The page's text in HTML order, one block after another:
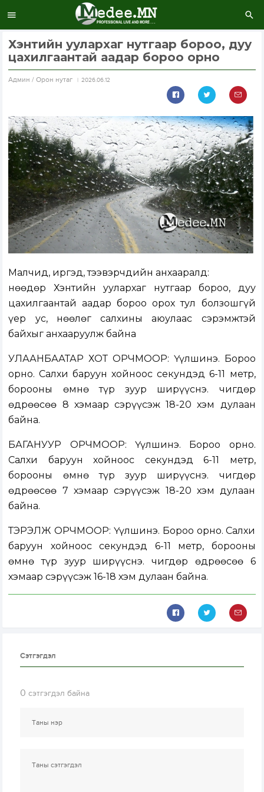
Хэнтийн уулархаг нутгаар бороо, дуу
цахилгаантай аадар бороо орно
Aдмин / Орон нутаг 2026.06.12
Малчид, иргэд, тээвэрчдийн анхааралд:
Өнөөдөр Хэнтийн уулархаг нутгаар бороо, дуу
цахилгаантай аадар бороо орох тул болзошгүй
үер ус, нөөлөг салхины аюулаас сэрэмжтэй
байхыг анхааруулж байна
УЛААНБААТАР ХОТ ОРЧМООР: Үүлшинэ. Бороо
орно. Салхи баруун хойноос секундэд 6-11 метр,
борооны өмнө түр зуур ширүүснэ. Өчигдөр
өдрөөсөө 8 хэмаар сэрүүсэж 18-20 хэм дулаан
байна.
БАГАНУУР ОРЧМООР: Үүлшинэ. Бороо орно.
Салхи баруун хойноос секундэд 6-11 метр,
борооны өмнө түр зуур ширүүснэ. Өчигдөр
өдрөөсөө 7 хэмаар сэрүүсэж 18-20 хэм дулаан
байна.
ТЭРЭЛЖ ОРЧМООР: Үүлшинэ. Бороо орно. Салхи
баруун хойноос секундэд 6-11 метр, борооны
өмнө түр зуур ширүүснэ. Өчигдөр өдрөөсөө 6
хэмаар сэрүүсэж 16-18 хэм дулаан байна.
Сэтгэгдэл
0 сэтгэгдэл байна